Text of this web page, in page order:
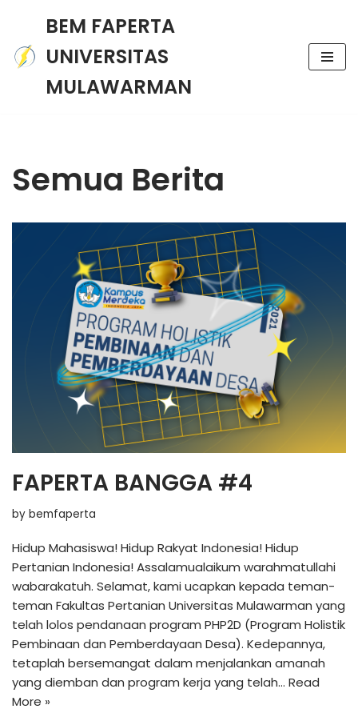
Skip
to
content
BEM FAPERTA
UNIVERSITAS
MULAWARMAN
Semua Berita
FAPERTA BANGGA #4
by bemfaperta
Hidup Mahasiswa! Hidup Rakyat Indonesia! Hidup
Pertanian Indonesia! Assalamualaikum warahmatullahi
wabarakatuh. Selamat, kami ucapkan kepada teman-
teman Fakultas Pertanian Universitas Mulawarman yang
telah lolos pendanaan program PHP2D (Program Holistik
Pembinaan dan Pemberdayaan Desa). Kedepannya,
tetaplah bersemangat dalam menjalankan amanah
yang diemban dan program kerja yang telah… Read
More »